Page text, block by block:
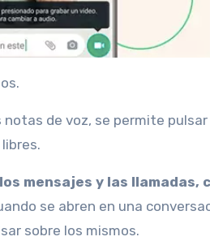
de voz, se permite
mensajes y las llamadas,
se abren en una
sobre los mismos.